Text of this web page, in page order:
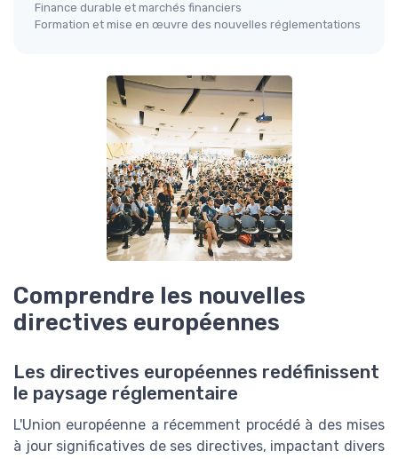
Finance durable et marchés financiers
Formation et mise en œuvre des nouvelles réglementations
Comprendre les nouvelles
directives européennes
Les directives européennes redéfinissent
le paysage réglementaire
L'Union européenne a récemment procédé à des mises
à jour significatives de ses directives, impactant divers